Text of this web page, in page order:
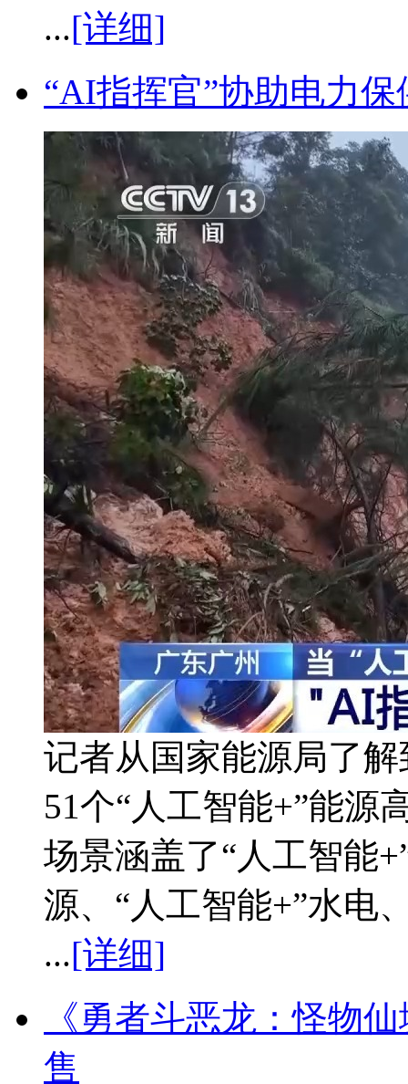
...[详细]
“AI指挥官”协助电力
记者从国家能源局了
51个“人工智能+”能源
场景涵盖了“人工智能
源、“人工智能+”水电
...[详细]
《勇者斗恶龙：怪物
售